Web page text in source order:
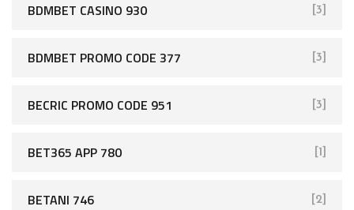
BDMBET CASINO 930 [3]
BDMBET PROMO CODE 377 [3]
BECRIC PROMO CODE 951 [3]
BET365 APP 780 [1]
BETANI 746 [2]